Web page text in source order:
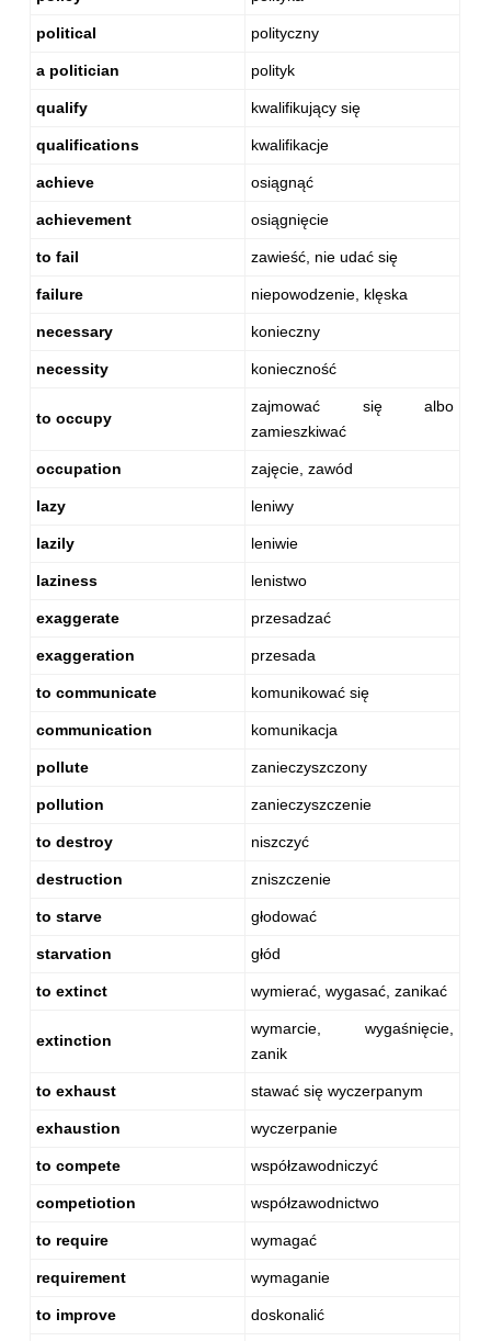
political polityczny
a politician polityk
qualify kwalifikujący się
qualifications kwalifikacje
achieve osiągnąć
achievement osiągnięcie
to fail zawieść, nie udać się
failure niepowodzenie, klęska
necessary konieczny
necessity konieczność
to occupy
zajmować się albo
zamieszkiwać
occupation zajęcie, zawód
lazy leniwy
lazily leniwie
laziness lenistwo
exaggerate przesadzać
exaggeration przesada
to communicate komunikować się
communication komunikacja
pollute zanieczyszczony
pollution zanieczyszczenie
to destroy niszczyć
destruction zniszczenie
to starve głodować
starvation głód
to extinct wymierać, wygasać, zanikać
extinction
wymarcie, wygaśnięcie,
zanik
to exhaust stawać się wyczerpanym
exhaustion wyczerpanie
to compete współzawodniczyć
competiotion współzawodnictwo
to require wymagać
requirement wymaganie
to improve doskonalić